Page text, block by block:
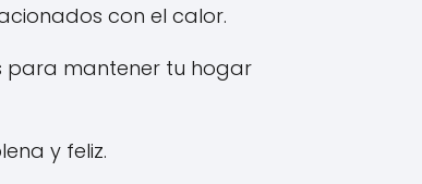
con el calor.
para mantener tu hogar
y feliz.